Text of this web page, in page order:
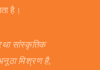
है।
सांस्कृतिक
मिश्रण है,